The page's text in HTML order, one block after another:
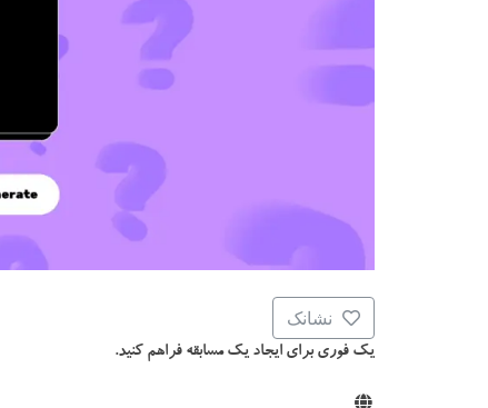
نشانک
یک فوری برای ایجاد یک مسابقه فراهم کنید.